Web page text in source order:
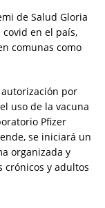
de Salud Gloria
en el país,
comunas como
autorización por
uso de la vacuna
Pfizer
se iniciará un
organizada y
y adultos